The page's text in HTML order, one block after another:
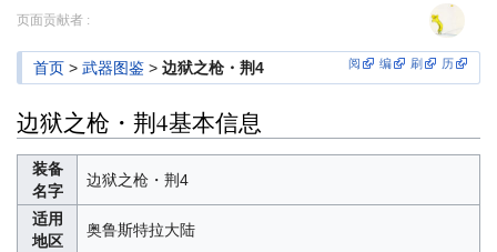
跳
到
导
跳
到
搜
页面贡献者 :
首页 > 武器图鉴 > 边狱之枪・荆4 阅 编 刷 历
边狱之枪・荆4基本信息
装备
名字
边狱之枪・荆4
适用
地区
奥鲁斯特拉大陆